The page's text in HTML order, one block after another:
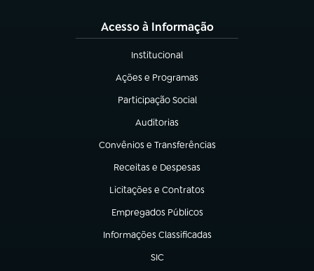
Acesso à Informação
Institucional
(abre em nova aba)
Ações e Programas
(abre em nova aba)
Participação Social
(abre em nova aba)
Auditorias
(abre em nova aba)
Convênios e Transferências
(abre em nova aba)
Receitas e Despesas
(abre em nova aba)
Licitações e Contratos
(abre em nova aba)
Empregados Públicos
(abre em nova aba)
Informações Classificadas
(abre em nova aba)
SIC
(abre em nova aba)